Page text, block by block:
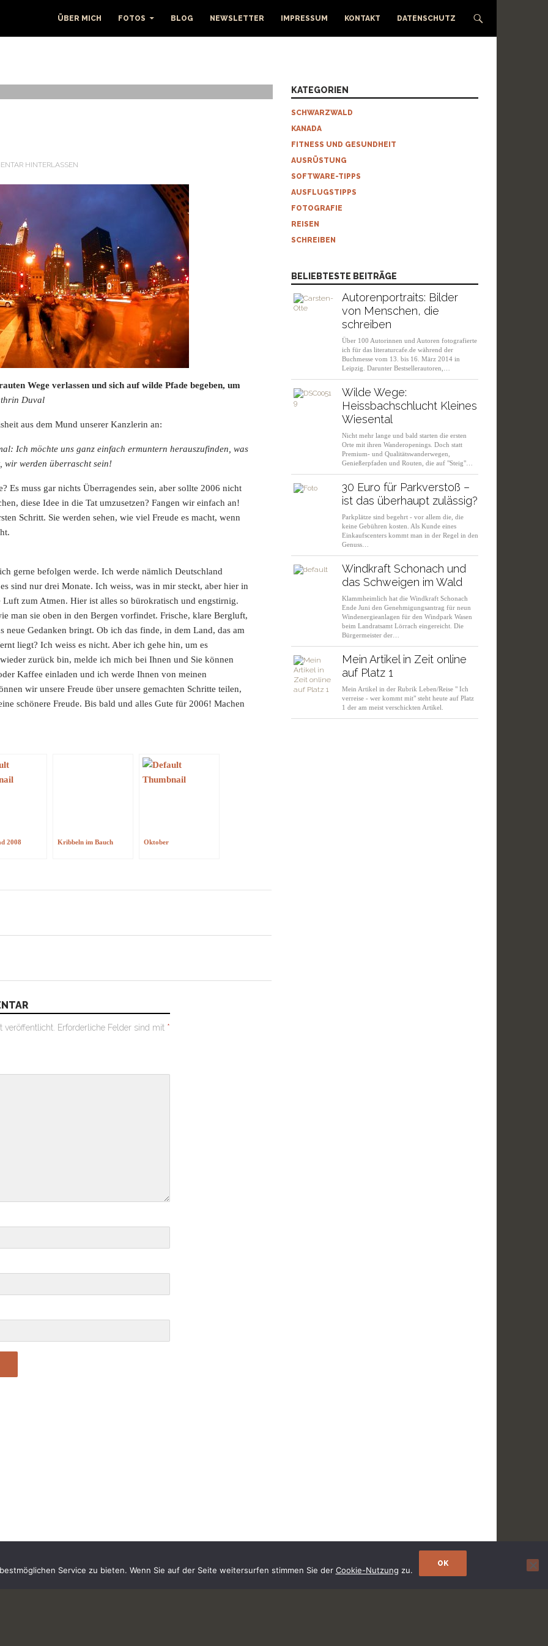
ÜBER MICH FOTOS BLOG NEWSLETTER IMPRESSUM KONTAKT DATENSCHUTZ
HINTERLASSEN
Wege verlassen und sich auf wilde Pfade begeben, um
Duval
aus dem Mund unserer Kanzlerin an:
Ich möchte uns ganz einfach ermuntern herauszufinden, was
wir werden überrascht sein!
Es muss gar nichts Überragendes sein, aber sollte 2006 nicht
diese Idee in die Tat umzusetzen? Fangen wir einfach an!
Schritt. Sie werden sehen, wie viel Freude es macht, wenn
gerne befolgen werde. Ich werde nämlich Deutschland
sind nur drei Monate. Ich weiss, was in mir steckt, aber hier in
zum Atmen. Hier ist alles so bürokratisch und engstirnig.
man sie oben in den Bergen vorfindet. Frische, klare Bergluft,
neue Gedanken bringt. Ob ich das finde, in dem Land, das am
liegt? Ich weiss es nicht. Aber ich gehe hin, um es
zurück bin, melde ich mich bei Ihnen und Sie können
Kaffee einladen und ich werde Ihnen von meinen
wir unsere Freude über unsere gemachten Schritte teilen,
schönere Freude. Bis bald und alles Gute für 2006! Machen
2008 Kribbeln im Bauch Oktober
veröffentlicht. Erforderliche Felder sind mit *
KATEGORIEN
SCHWARZWALD
KANADA
FITNESS UND GESUNDHEIT
AUSRÜSTUNG
SOFTWARE-TIPPS
AUSFLUGSTIPPS
FOTOGRAFIE
REISEN
SCHREIBEN
BELIEBTESTE BEITRÄGE
Autorenportraits: Bilder
von Menschen, die
schreiben
Über 100 Autorinnen und Autoren fotografierte
ich für das literaturcafe.de während der
Buchmesse vom 13. bis 16. März 2014 in
Leipzig. Darunter Bestsellerautoren,…
Wilde Wege:
Heissbachschlucht Kleines
Wiesental
Nicht mehr lange und bald starten die ersten
Orte mit ihren Wanderopenings. Doch statt
Premium- und Qualitätswanderwegen,
Genießerpfaden und Routen, die auf "Steig"…
30 Euro für Parkverstoß –
ist das überhaupt zulässig?
Parkplätze sind begehrt - vor allem die, die
keine Gebühren kosten. Als Kunde eines
Einkaufscenters kommt man in der Regel in den
Genuss…
Windkraft Schonach und
das Schweigen im Wald
Klammheimlich hat die Windkraft Schonach
Ende Juni den Genehmigungsantrag für neun
Windenergieanlagen für den Windpark Wasen
beim Landratsamt Lörrach eingereicht. Die
Bürgermeister der…
Mein Artikel in Zeit online
auf Platz 1
Mein Artikel in der Rubrik Leben/Reise " Ich
verreise - wer kommt mit" steht heute auf Platz
1 der am meist verschickten Artikel.
Service zu bieten. Wenn Sie auf der Seite weitersurfen stimmen Sie der Cookie-Nutzung zu.
OK